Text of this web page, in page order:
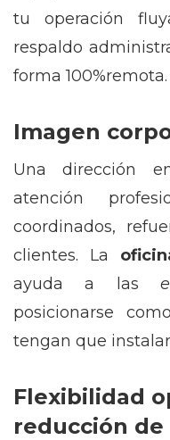
tu operación
respaldo
forma 100%remota.
Imagen
Una dirección
atención
coordinados,
clientes. La
ayuda a las
posicionarse
tengan que
Flexibilidad
reducción de